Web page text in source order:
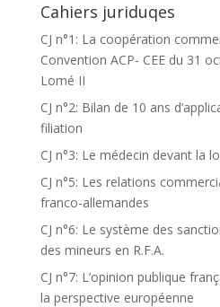
Cahiers juriduqes
CJ n°1: La coopération
Convention ACP- CEE du 31
Lomé II
CJ n°2: Bilan de 10 ans
filiation
CJ n°3: Le médecin devant la
CJ n°5: Les relations
franco-allemandes
CJ n°6: Le système des
des mineurs en R.F.A.
CJ n°7: L’opinion publique
la perspective européenne